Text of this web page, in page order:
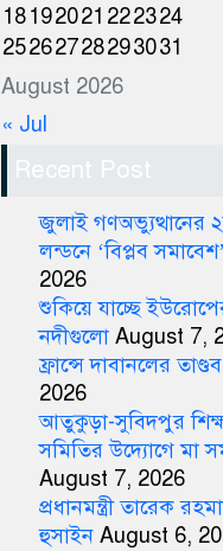
August 2026
18192021 222324
25262728293031
« Jul
Recent Post
জুলাই গণঅভ্যুত্থানের
লন্ডনে ‘বিপ্লব সমাবেশ’
2026
শুকিয়ে যাচ্ছে
নদীগুলো August 7,
ফ্রান্সে দাবানলের তাণ্ডব
2026
আতুকুড়া-সুবিদপুর
সমিতির উদ্যোগে মা
August 7, 2026
প্রধানমন্ত্রী তারেক
হুসাইন August 6,